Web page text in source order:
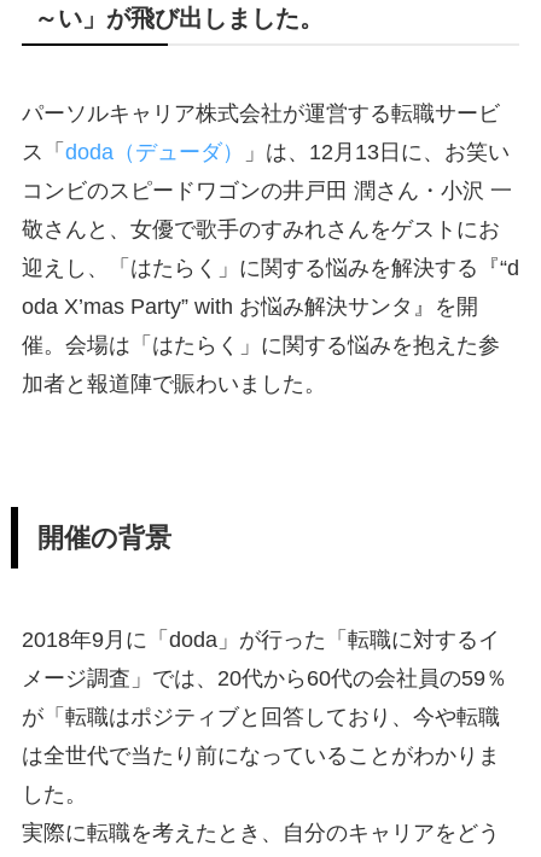
～い」が飛び出しました。
パーソルキャリア株式会社が運営する転職サービ
ス「 doda（デューダ）
」は、12月13日に、お笑い
コンビのスピードワゴンの井戸田 潤さん・小沢 一
敬さんと、女優で歌手のすみれさんをゲストにお
迎えし、「はたらく」に関する悩みを解決する『“d
oda X’mas Party” with お悩み解決サンタ』を開
催。会場は「はたらく」に関する悩みを抱えた参
加者と報道陣で賑わいました。
開催の背景
2018年9月に「doda」が行った「転職に対するイ
メージ調査」では、20代から60代の会社員の59％
が「転職はポジティブと回答しており、今や転職
は全世代で当たり前になっていることがわかりま
した。
実際に転職を考えたとき、自分のキャリアをどう